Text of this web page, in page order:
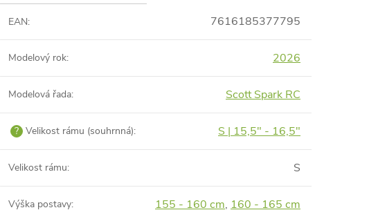
EAN: 7616185377795
Modelový rok: 2026
Modelová řada: Scott Spark RC
? Velikost rámu (souhrnná): S | 15,5" - 16,5"
Velikost rámu: S
Výška postavy: 155 - 160 cm, 160 - 165 cm